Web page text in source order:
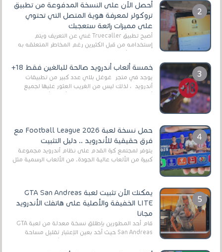
أحصل الآن على النسخة المدفوعة من تطبيق
تروكولر لمعرفة هوية المتصل التي تحتوي
على مميزات رائعة ستعجبك
أصبح تطبيق Truecaller غني عن التعريف ويتم
إستخدامه من قبل الكثيرين رغم المخاطر المتعلقه به
خمسة ألعاب أندرويد صالحة للبالغين فقط 18+
يوجد في متجر غوغل بلاي عدد كبير من تطبيقات
أندرويد ، لذلك ليس من الغريب العثور عليها لجميع
حمل نسخة لعبة Football League 2026 مع
فرق حقيقية للأندرويد .. دليل التثبيت
يتوفر لمجتمع كرة القدم على نظام أندرويد مجموعة
كبيرة من الألعاب عالية الجودة. من الألعاب الرسمية مثل
يمكنك الآن تثبيت لعبة GTA San Andreas
LITE الخفيفة والأصلية على هاتفك الأندرويد
مجانا
قام أحد المطورين بإطلاق نسخة معدلة من لعبة GTA
San Andreas حيث أخد بعين الإعتبار تقليل مساحة